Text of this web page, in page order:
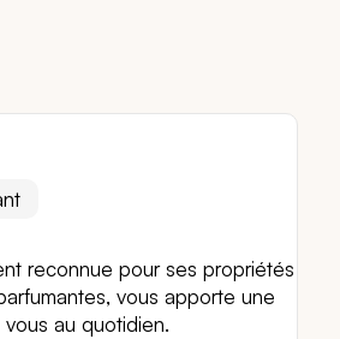
reconnue pour ses propriétés
vous apporte une
au quotidien.